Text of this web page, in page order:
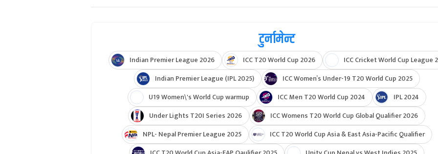
टुर्नामेन्ट
Indian Premier League 2026 ICC T20 World Cup 2026
ICC Cricket World Cup League 2
Indian Premier League (IPL 2025)
ICC Women’s Under-19 T20 World Cup 2025
U19 Women\'s World Cup warmup
ICC Men T20 World Cup 2024
IPL 2024
Under Lights T20I Series 2026
ICC Womens T20 World Cup Global Qualifier 2026
NPL- Nepal Premier League 2025
ICC T20 World Cup Asia & East Asia-Pacific Qualifier